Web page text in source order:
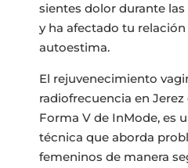
sientes dolor durante
y ha afectado tu relación
autoestima.
El rejuvenecimiento
radiofrecuencia en
Forma V de InMode, es
técnica que aborda
femeninos de manera